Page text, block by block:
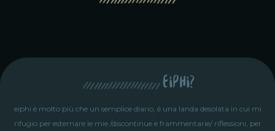
eiphi?
eiphi è molto più che un semplice diario, è una landa desolata in cui mi
rifugio per esternare le mie /discontinue e frammentarie/ riflessioni, per